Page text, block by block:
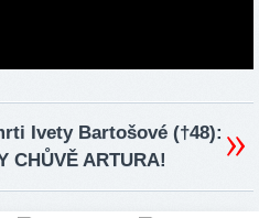
Ivety Bartošové (†48):
CHŮVĚ ARTURA!